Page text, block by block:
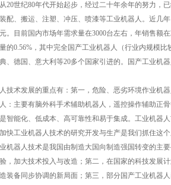
20世纪80年代开始起步，经过二十年余年的努力，
配、搬运、注塑、冲压、喷漆等工业机器人。近几
。目前国内市场年需求量在3000台左右，年销售额
的0.56%，其中完全国产工业机器人（行业内规模
、德国、意大利等20多个国家引进的。国产工业机
技术发展的重点有：第一，危险、恶劣环境作业机
：主要有脑外科手术辅助机器人，遥控操作辅助正
智能化、低成本、高可靠性和易于集成。工业机器
快工业机器人技术的研究开发与生产是我们抓住这
机器人技术是我国由制造大国向制造强国转变的主
，加大技术投入与改造；第二，在国家的科技发展
装备同步协调的新局面；第三，部分国产工业机器